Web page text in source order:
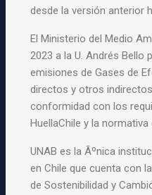
desde la versión anterior
El Ministerio del Medio
2023 a la U. Andrés
emisiones de Gases de
directos y otros
conformidad con los
HuellaChile y la normativa
UNAB es la Ãºnica
en Chile que cuenta con
de Sostenibilidad y